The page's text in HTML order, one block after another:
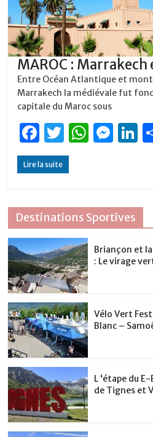
MAROC : Marrakech
Entre Océan Atlantique et
Marrakech la médiévale fut
capitale du Maroc sous
F
a
c
b
o
o
k
T
w
it
r
W
A
p
p
M
n
g
er
dI
n
Lire la suite
Destinations Sportives
Briançon et
: Le virage
Vélo Vert
Blanc –
L ‘étape du
de Tignes et